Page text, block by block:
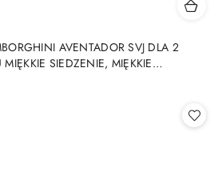
AVENTADOR SVJ DLA 2
SIEDZENIE, MIĘKKIE